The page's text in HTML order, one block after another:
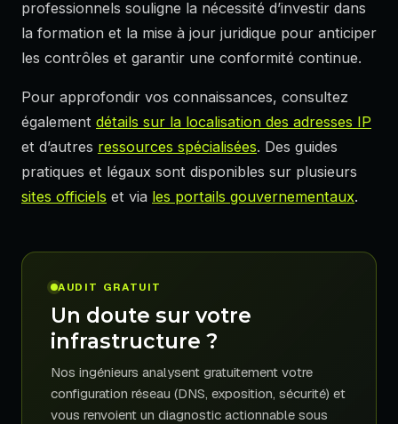
professionnels souligne la nécessité d’investir dans
la formation et la mise à jour juridique pour anticiper
les contrôles et garantir une conformité continue.
Pour approfondir vos connaissances, consultez
également détails sur la localisation des adresses IP
et d’autres ressources spécialisées. Des guides
pratiques et légaux sont disponibles sur plusieurs
sites officiels et via les portails gouvernementaux.
AUDIT GRATUIT
Un doute sur votre
infrastructure ?
Nos ingénieurs analysent gratuitement votre
configuration réseau (DNS, exposition, sécurité) et
vous renvoient un diagnostic actionnable sous